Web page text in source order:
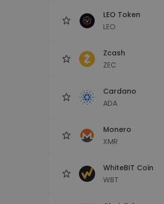
LEO Token
LEO
Zcash
ZEC
Cardano
ADA
Monero
XMR
WhiteBIT Coin
WBT